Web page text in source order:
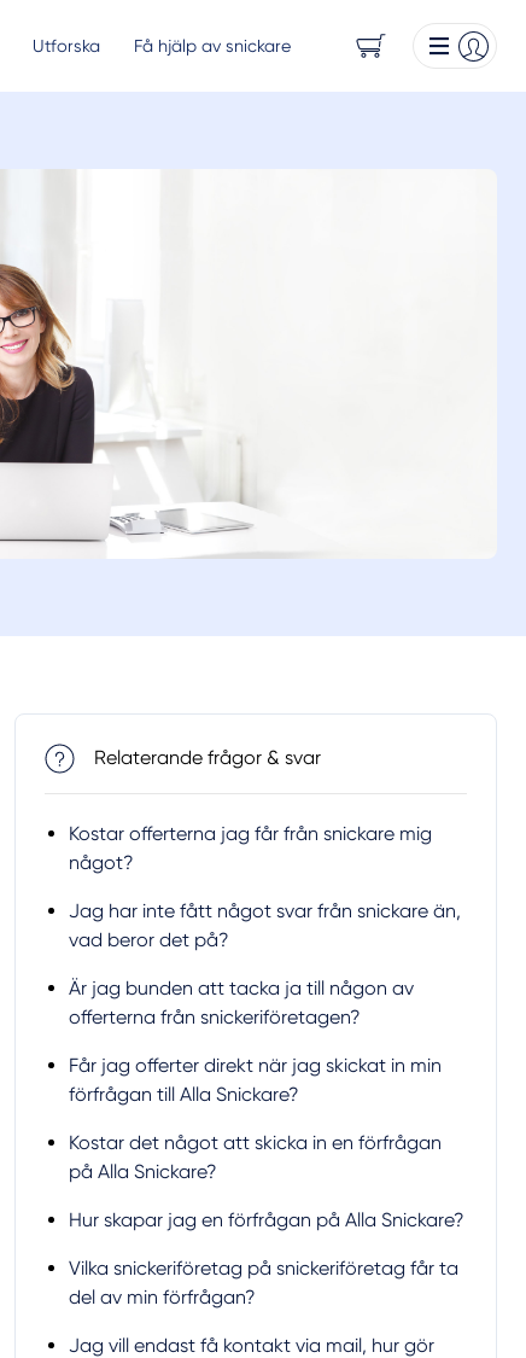
Utforska Få hjälp av snickare
Relaterande frågor & svar
Kostar offerterna jag får från snickare mig
något?
Jag har inte fått något svar från snickare än,
vad beror det på?
Är jag bunden att tacka ja till någon av
offerterna från snickeriföretagen?
Får jag offerter direkt när jag skickat in min
förfrågan till Alla Snickare?
Kostar det något att skicka in en förfrågan
på Alla Snickare?
Hur skapar jag en förfrågan på Alla Snickare?
Vilka snickeriföretag på snickeriföretag får ta
del av min förfrågan?
Jag vill endast få kontakt via mail, hur gör